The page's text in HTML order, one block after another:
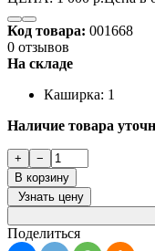
Код товара: 001668
0 отзывов
На складе
Каширка: 1
Наличие товара
+
−
В корзину
Узнать цену
Поделиться